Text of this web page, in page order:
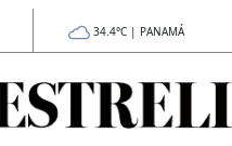
34.4°C | PANAMÁ